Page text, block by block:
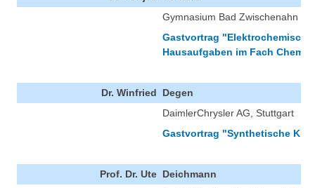
Gymnasium Bad Zwischenahn /
Gastvortrag
Hausaufgaben im Fach
Dr. Winfried
Degen
DaimlerChrysler AG, Stuttgart
Gastvortrag "Synthetische
Prof. Dr. Ute Deichmann